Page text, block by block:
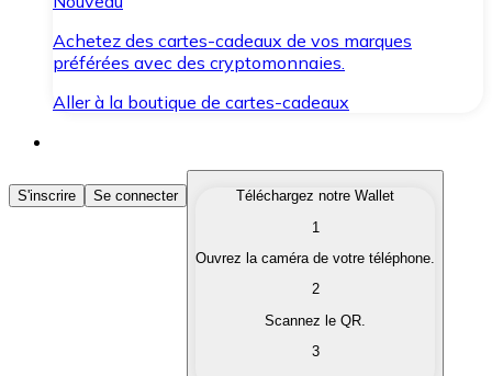
Achetez des cartes-cadeaux de vos marques
préférées avec des cryptomonnaies.
Aller à la boutique de cartes-cadeaux
Acheter des Cryptomonnaies
Achetez les cryptomonnaies qui vous intéressent
Convertissez vos cryptomonnaies en monnaie
S'inscrire Se connecter
Téléchargez notre Wallet
1
Ouvrez la caméra de votre téléphone.
2
Scannez le QR.
3